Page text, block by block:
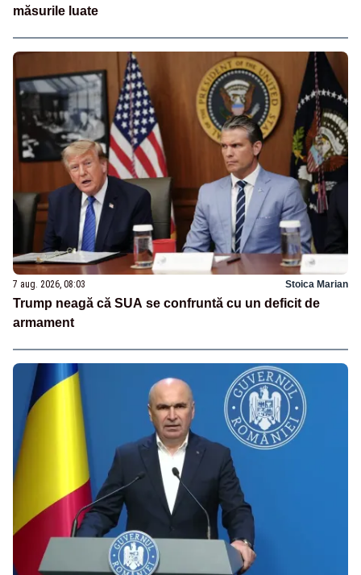
măsurile luate
7 aug. 2026, 08:03 Stoica Marian
Trump neagă că SUA se confruntă cu un deficit de
armament